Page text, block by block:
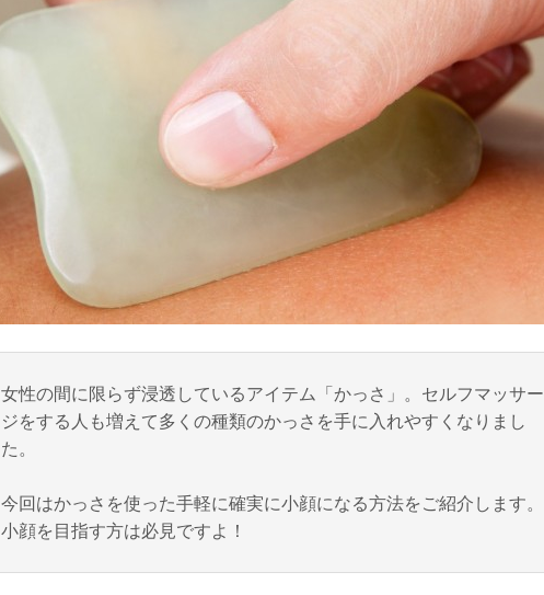
女性の間に限らず浸透しているアイテム「かっさ」。セルフマッサー
ジをする人も増えて多くの種類のかっさを手に入れやすくなりまし
た。
今回はかっさを使った手軽に確実に小顔になる方法をご紹介します。
小顔を目指す方は必見ですよ！